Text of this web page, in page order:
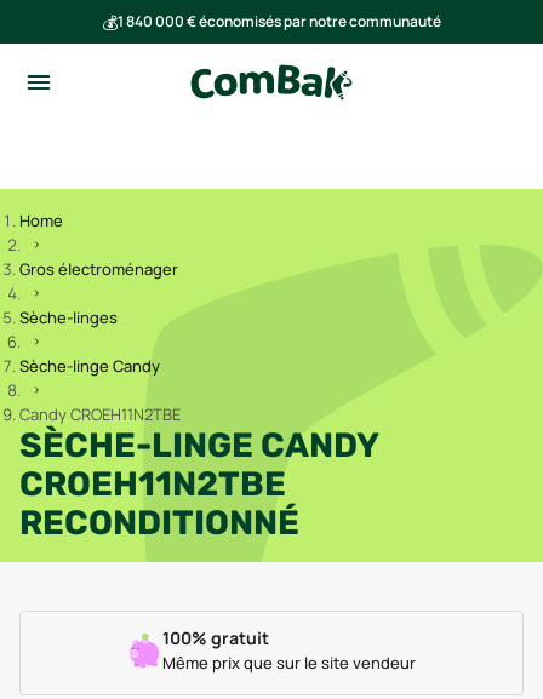
💰1 840 000 € économisés par notre communauté
Home
Gros électroménager
Sèche-linges
Sèche-linge Candy
Candy CROEH11N2TBE
SÈCHE-LINGE CANDY
CROEH11N2TBE
RECONDITIONNÉ
100% gratuit
Même prix que sur le site vendeur